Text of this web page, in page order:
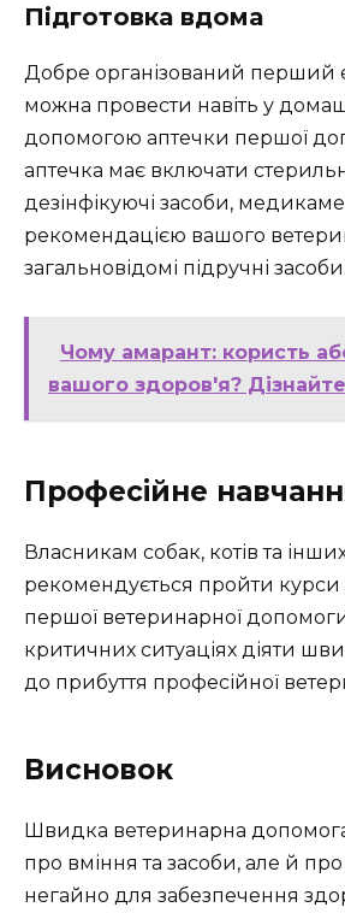
Підготовка вдома
Добре організований перший
можна провести навіть у
допомогою аптечки першої
аптечка має включати
дезінфікуючі засоби,
рекомендацією вашого
загальновідомі підручні засоби.
Чому амарант: користь
вашого здоров'я?
Професійне
Власникам собак, котів та
рекомендується пройти курси
першої ветеринарної
критичних ситуаціях діяти
до прибуття професійної
Висновок
Швидка ветеринарна
про вміння та засоби, але й про
негайно для забезпечення